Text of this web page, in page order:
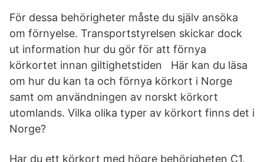
För dessa behörigheter måste du själv ansöka
om förnyelse. Transportstyrelsen skickar dock
ut information hur du gör för att förnya
körkortet innan giltighetstiden Här kan du läsa
om hur du kan ta och förnya körkort i Norge
samt om användningen av norskt körkort
utomlands. Vilka olika typer av körkort finns det i
Norge?
Har du ett körkort med högre behörigheten C1,